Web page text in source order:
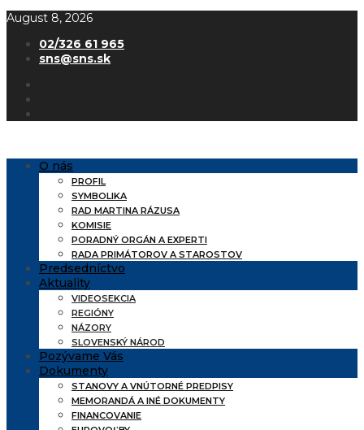
August 8, 2026
02/326 61 965
sns@sns.sk
O nás
PROFIL
SYMBOLIKA
RAD MARTINA RÁZUSA
KOMISIE
PORADNÝ ORGÁN A EXPERTI
RADA PRIMÁTOROV A STAROSTOV
Predsedníctvo
Aktuality
VIDEOSEKCIA
REGIÓNY
NÁZORY
SLOVENSKÝ NÁROD
Pozývame Vás
Dokumenty
STANOVY A VNÚTORNÉ PREDPISY
MEMORANDÁ A INÉ DOKUMENTY
FINANCOVANIE